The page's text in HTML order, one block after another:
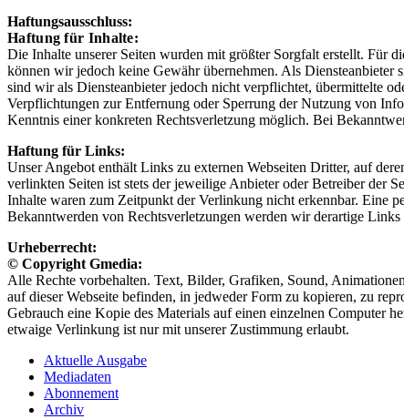
Haftungsausschluss:
Haftung für Inhalte:
Die Inhalte unserer Seiten wurden mit größter Sorgfalt erstellt. Für
können wir jedoch keine Gewähr übernehmen. Als
sind wir als Diensteanbieter jedoch nicht verpflichtet, übermittelte
Verpflichtungen zur Entfernung oder Sperrung der Nutzung von
Kenntnis einer konkreten Rechtsverletzung möglich. Bei
Haftung für Links:
Unser Angebot enthält Links zu externen Webseiten Dritter, auf
verlinkten Seiten ist stets der jeweilige Anbieter oder Betreiber der
Inhalte waren zum Zeitpunkt der Verlinkung nicht erkennbar. Eine
Bekanntwerden von Rechtsverletzungen werden wir derartige Links
Urheberrecht:
© Copyright Gmedia:
Alle Rechte vorbehalten. Text, Bilder, Grafiken, Sound,
auf dieser Webseite befinden, in jedweder Form zu kopieren, zu
Gebrauch eine Kopie des Materials auf einen einzelnen Computer
etwaige Verlinkung ist nur mit unserer Zustimmung erlaubt.
Aktuelle Ausgabe
Mediadaten
Abonnement
Archiv